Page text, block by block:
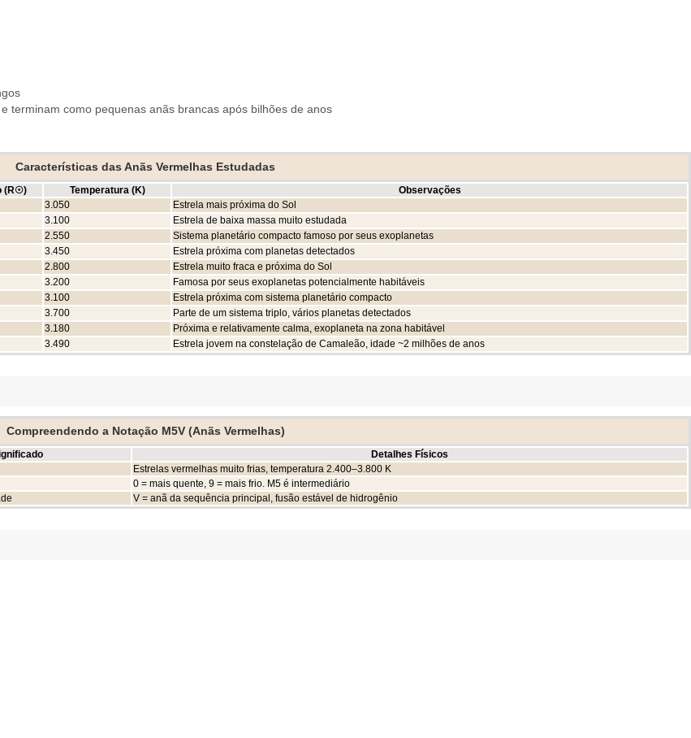
terminam como pequenas anãs brancas após bilhões de anos
Características das Anãs Vermelhas Estudadas
(R☉) Temperatura (K) Observações
3.050 Estrela mais próxima do Sol
3.100 Estrela de baixa massa muito estudada
2.550 Sistema planetário compacto famoso por seus exoplanetas
3.450 Estrela próxima com planetas detectados
2.800 Estrela muito fraca e próxima do Sol
3.200 Famosa por seus exoplanetas potencialmente habitáveis
3.100 Estrela próxima com sistema planetário compacto
3.700 Parte de um sistema triplo, vários planetas detectados
3.180 Próxima e relativamente calma, exoplaneta na zona habitável
3.490 Estrela jovem na constelação de Camaleão, idade ~2 milhões de anos
Compreendendo a Notação M5V (Anãs Vermelhas)
Detalhes Físicos
Estrelas vermelhas muito frias, temperatura 2.400–3.800 K
0 = mais quente, 9 = mais frio. M5 é intermediário
V = anã da sequência principal, fusão estável de hidrogênio